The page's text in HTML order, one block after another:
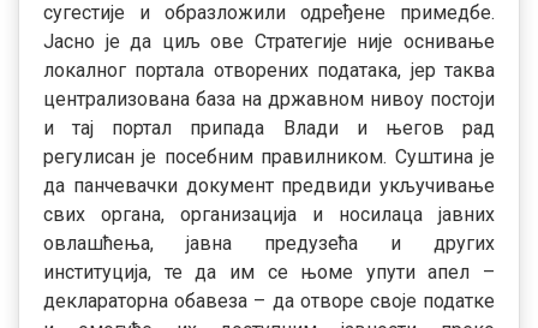
сугестије и образложили одређене примедбе.
Јасно је да циљ ове Стратегије није оснивање
локалног портала отворених података, јер таква
централизована база на државном нивоу постоји
и тај портал припада Влади и његов рад
регулисан је посебним правилником. Суштина је
да панчевачки документ предвиди укључивање
свих органа, организација и носилаца јавних
овлашћења, јавна предузећа и других
институција, те да им се њоме упути апел –
деклараторна обавеза – да отворе своје податке